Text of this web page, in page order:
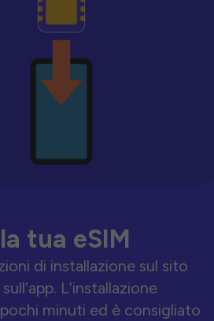
tua eSIM
di installazione sul sito
L’installazione
minuti ed è consigliato